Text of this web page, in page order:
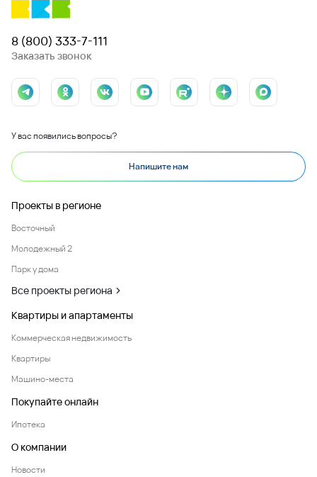
8 (800) 333-7-111
Заказать звонок
У вас появились вопросы?
Напишите нам
Проекты в регионе
Восточный
Молодежный 2
Парк у дома
Все проекты региона
Квартиры и апартаменты
Коммерческая недвижимость
Квартиры
Машино-места
Покупайте онлайн
Ипотека
О компании
Новости